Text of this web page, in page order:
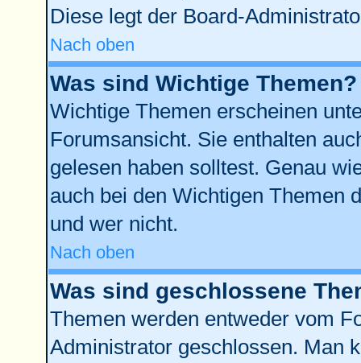
Diese legt der Board-
Nach oben
Was sind Wichtige Themen?
Wichtige Themen erscheinen
Forumsansicht. Sie enthalten
gelesen haben solltest. Genau
auch bei den Wichtigen Themen
und wer nicht.
Nach oben
Was sind geschlossene
Themen werden entweder vom
Administrator geschlossen. Man